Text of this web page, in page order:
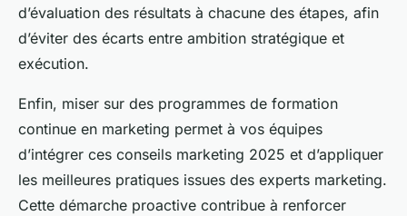
d’évaluation des résultats à chacune des étapes, afin
d’éviter des écarts entre ambition stratégique et
exécution.
Enfin, miser sur des programmes de formation
continue en marketing permet à vos équipes
d’intégrer ces conseils marketing 2025 et d’appliquer
les meilleures pratiques issues des experts marketing.
Cette démarche proactive contribue à renforcer